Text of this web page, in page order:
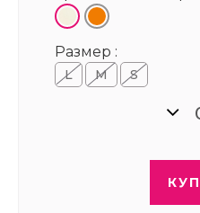
Размер :
L M S